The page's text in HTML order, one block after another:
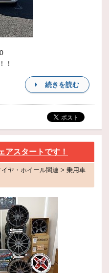
！
続きを読む
アスタートです！
ヤ・ホイール関連 > 乗用車